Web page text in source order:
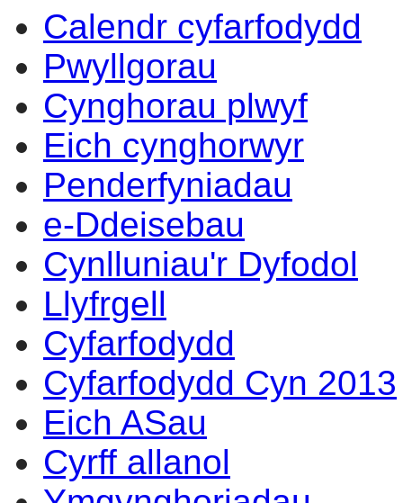
Calendr cyfarfodydd
Pwyllgorau
Cynghorau plwyf
Eich cynghorwyr
Penderfyniadau
e-Ddeisebau
Cynlluniau'r Dyfodol
Llyfrgell
Cyfarfodydd
Cyfarfodydd Cyn 2013
Eich ASau
Cyrff allanol
17:00
09:30
14:00
14:00
14:00
14:00
10:00
10:00
10:30
10:00
14:00
14:00
14:00
14:00
14:00
14:00
14:00
10:00